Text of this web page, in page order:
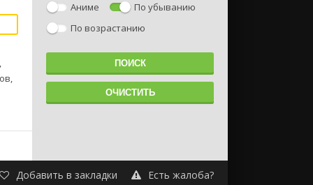
Аниме
По убыванию
По возрастанию
Добавить в закладки Есть жалоба?